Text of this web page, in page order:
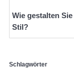
Wie gestalten
Stil?
Schlagwörter